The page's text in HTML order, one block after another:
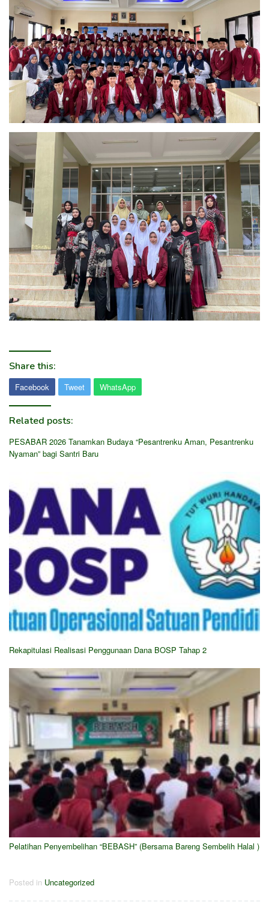
Share this:
Facebook Tweet WhatsApp
Related posts:
PESABAR 2026 Tanamkan Budaya “Pesantrenku Aman, Pesantrenku
Nyaman” bagi Santri Baru
Rekapitulasi Realisasi Penggunaan Dana BOSP Tahap 2
Pelatihan Penyembelihan “BEBASH” (Bersama Bareng Sembelih Halal )
Posted in Uncategorized